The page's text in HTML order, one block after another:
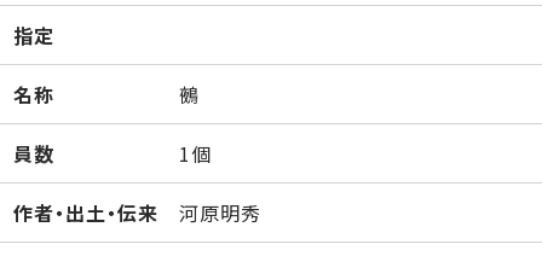
指定
名称 鵺
員数 1個
作者・出土・伝来 河原明秀